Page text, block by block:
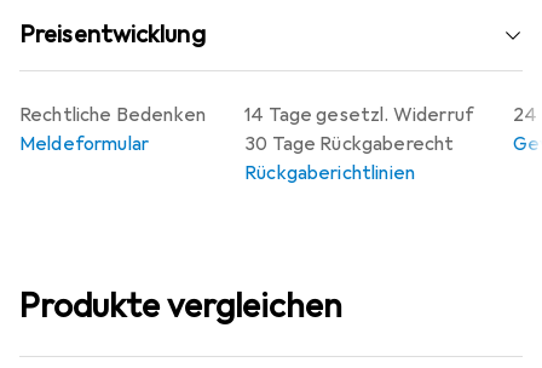
Preisentwicklung
14 Tage gesetzl. Widerruf
30 Tage Rückgaberecht
Rückgaberichtlinien
24
Rechtliche Bedenken
Meldeformular
Produkte vergleichen